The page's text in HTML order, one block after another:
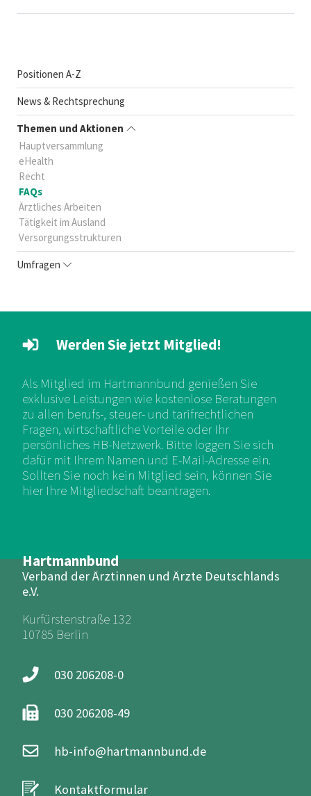
Positionen A-Z
News & Rechtsprechung
Themen und Aktionen
Hauptversammlung
eHealth
Recht
FAQs
Ärztliches Arbeiten
Tätigkeit im Ausland
Versorgungsstrukturen
Umfragen
Hartmannbund
Verband der Ärztinnen und Ärzte Deutschlands
e.V.
Kurfürstenstraße 132
10785 Berlin
030 206208-0
030 206208-49
hb-info@hartmannbund.de
Kontaktformular
Werden Sie jetzt Mitglied!
Als Mitglied im Hartmannbund genießen Sie
exklusive Leistungen wie kostenlose Beratungen
zu allen berufs-, steuer- und tarifrechtlichen
Fragen, wirtschaftliche Vorteile oder Ihr
persönliches HB-Netzwerk. Bitte loggen Sie sich
dafür mit Ihrem Namen und E-Mail-Adresse ein.
Sollten Sie noch kein Mitglied sein, können Sie
hier Ihre Mitgliedschaft beantragen.